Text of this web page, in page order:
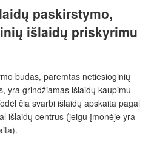
paskirstymo,
išlaidų priskyrimu
būdas, paremtas netiesioginių
yra grindžiamas išlaidų kaupimu
čia svarbi išlaidų apskaita pagal
išlaidų centrus (jeigu įmonėje yra